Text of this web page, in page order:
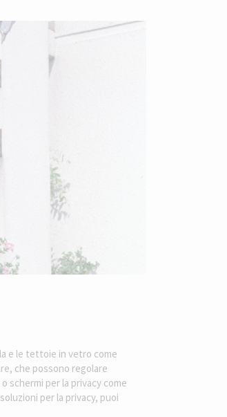
e le tettoie in vetro come
che possono regolare
schermi per la privacy come
per la privacy, puoi